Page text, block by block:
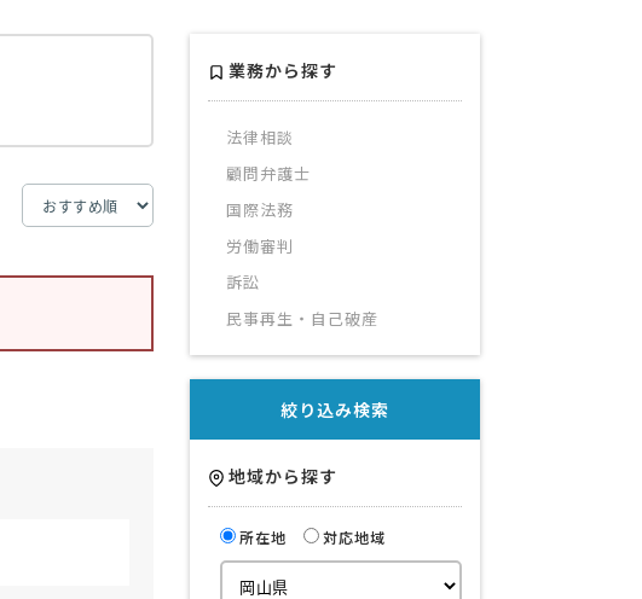
業務から探す
法律相談
顧問弁護士
国際法務
労働審判
訴訟
民事再生・自己破産
絞り込み検索
地域から探す
所在地 対応地域